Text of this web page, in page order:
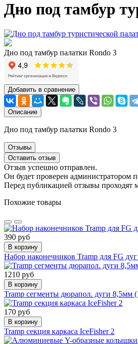
Дно под тамбур
Дно под тамбур палатки Rondo 3
Добавить в сравнение
Описание
Дно под тамбур палатки Rondo 3
Отзывы
Оставить отзыв
Отзыв успешно отправлен.
Он будет проверен администратором
Перед публикацией отзывы проходят
Похожие товары
390 руб
В корзину
Набор наконечников Tramp для FG
1210 руб
В корзину
Tramp сегменты дюрапол. дуги 8,5мм
170 руб
В корзину
Tramp секция каркаса IceFisher 2